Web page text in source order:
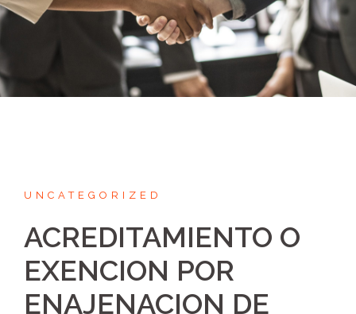
UNCATEGORIZED
ACREDITAMIENTO O
EXENCION POR
ENAJENACION DE